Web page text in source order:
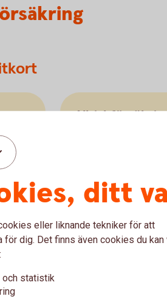
både
När du handlar
Mastercard
inköpsdatum. För
vara minst 1000
ditt
eller liknande tekniker för att
dig. Det finns även cookies du kan
och statistik